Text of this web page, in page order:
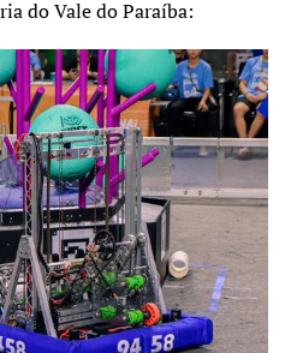
do Vale do Paraíba: